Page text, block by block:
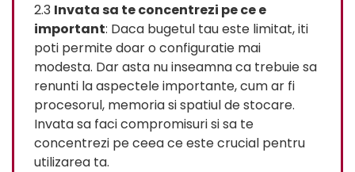
2.3 Invata sa te concentrezi pe ce e
important: Daca bugetul tau este limitat, iti
poti permite doar o configuratie mai
modesta. Dar asta nu inseamna ca trebuie sa
renunti la aspectele importante, cum ar fi
procesorul, memoria si spatiul de stocare.
Invata sa faci compromisuri si sa te
concentrezi pe ceea ce este crucial pentru
utilizarea ta.